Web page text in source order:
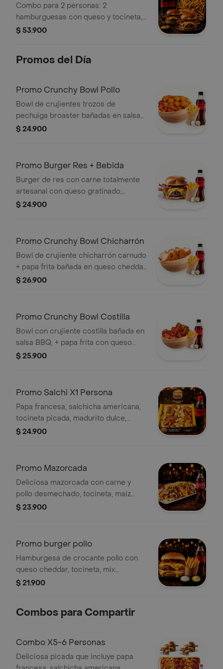
Combo para 2 personas: 2
hamburguesas con queso y tocineta,
papas a la francesa con queso
$ 53.900
Promos del Día
Promo Crunchy Bowl Pollo
Bowl de crujientes trozos de
pechuiga broaster bañadas en salsa
de la casa + papa frita con queso
$ 24.900
Promo Burger Res + Bebida
Burger de res con carne totalmente
artesanal con queso gratinado,
tocineta salsa de la casa, mix
papas fritas y bebida de 250ml.
$ 24.900
Promo Crunchy Bowl Chicharrón
Bowl de crujiente chicharrón carnudo
+ papa frita bañada en queso cheddar
+ bebida de 250 ml.
$ 26.900
Promo Crunchy Bowl Costilla
Bowl con crujiente costilla bañada en
salsa BBQ, + papa frita con queso
cheddar + bebida 250ml
$ 25.900
Promo Salchi X1 Persona
Papa francesa, salchicha americana,
tocineta picada, madurito dulce,
cubos de queso frito, salsa de queso
$ 24.900
Promo Mazorcada
Deliciosa mazorcada con carne y
pollo desmechado, tocineta, maiz
dulce, papa cabello de angel bañada
$ 23.900
Promo burger pollo
Hamburgesa de crocante pollo con
queso cheddar, tocineta, mix
crocante, pan artesanal de queso,
$ 21.900
Combos para Compartir
Combo X5-6 Personas
Deliciosa picada que incluye papa